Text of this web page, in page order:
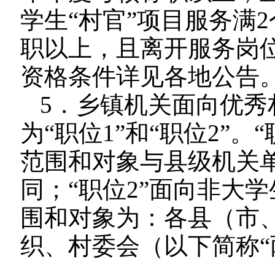
学生“村官”项目服务满
职以上，且离开服务岗
资格条件详见各地公告
5．乡镇机关面向优
为“职位1”和“职位2”。
范围和对象与县级机关
同；“职位2”面向非大
围和对象为：各县（市
织、村委会（以下简称